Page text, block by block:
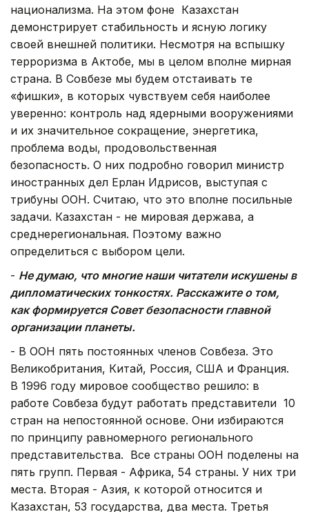
национализма. На этом фоне Казахстан
демонстрирует стабильность и ясную логику
своей внешней политики. Несмотря на вспышку
терроризма в Актобе, мы в целом вполне мирная
страна. В Совбезе мы будем отстаивать те
«фишки», в которых чувствуем себя наиболее
уверенно: контроль над ядерными вооружениями
и их значительное сокращение, энергетика,
проблема воды, продовольственная
безопасность. О них подробно говорил министр
иностранных дел Ерлан Идрисов, выступая с
трибуны ООН. Считаю, что это вполне посильные
задачи. Казахстан - не мировая держава, а
среднерегиональная. Поэтому важно
определиться с выбором цели.
- Не думаю, что многие наши читатели искушены в
дипломатических тонкостях. Расскажите о том,
как формируется Совет безопасности главной
организации планеты.
- В ООН пять постоянных членов Совбеза. Это
Великобритания, Китай, Россия, США и Франция.
В 1996 году мировое сообщество решило: в
работе Совбеза будут работать представители 10
стран на непостоянной основе. Они избираются
по принципу равномерного регионального
представительства. Все страны ООН поделены на
пять групп. Первая - Африка, 54 страны. У них три
места. Вторая - Азия, к которой относится и
Казахстан, 53 государства, два места. Третья